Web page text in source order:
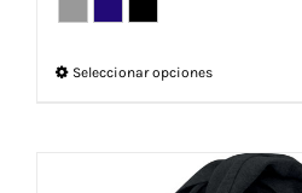
Seleccionar opcionesEste
múltiples
variantes.